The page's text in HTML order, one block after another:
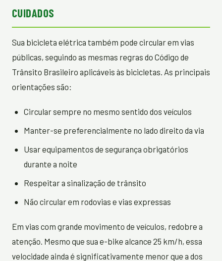
CUIDADOS
Sua bicicleta elétrica também pode circular em vias
públicas, seguindo as mesmas regras do Código de
Trânsito Brasileiro aplicáveis às bicicletas. As principais
orientações são:
Circular sempre no mesmo sentido dos veículos
Manter-se preferencialmente no lado direito da via
Usar equipamentos de segurança obrigatórios
durante a noite
Respeitar a sinalização de trânsito
Não circular em rodovias e vias expressas
Em vias com grande movimento de veículos, redobre a
atenção. Mesmo que sua e-bike alcance 25 km/h, essa
velocidade ainda é significativamente menor que a dos